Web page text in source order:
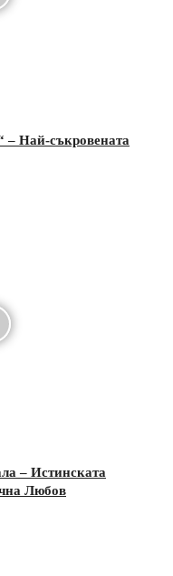
– Най-съкровената
– Истинската
Любов